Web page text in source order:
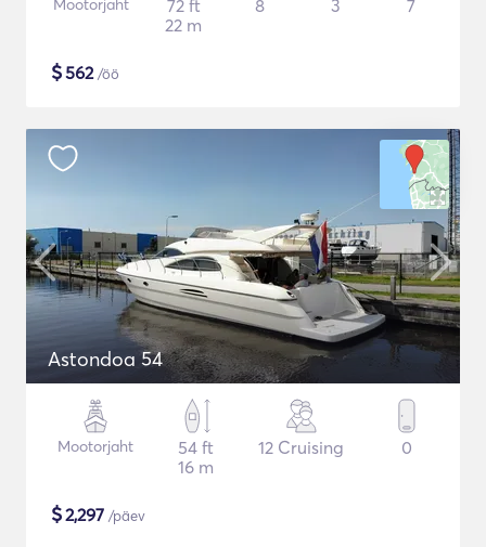
Mootorjaht
72 ft
22 m
8 3 7
$562/öö
Astondoa 54
Mootorjaht
54 ft
16 m
12 Cruising 0
$2,297 /päev